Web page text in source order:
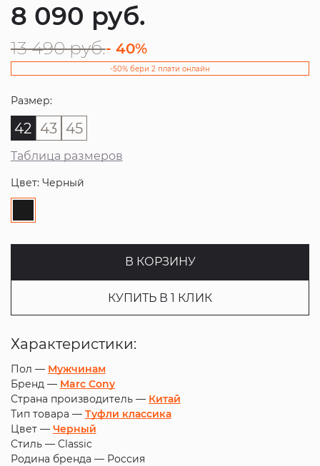
8 090 руб.
13 490 руб.- 40%
-50% бери 2 плати онлайн
Размер:
42 43 45
Таблица размеров
Цвет: Черный
В КОРЗИНУ
КУПИТЬ В 1 КЛИК
Характеристики:
Пол — Мужчинам
Бренд — Marc Cony
Страна производитель — Китай
Тип товара — Туфли классика
Цвет — Черный
Стиль — Classic
Родина бренда — Россия